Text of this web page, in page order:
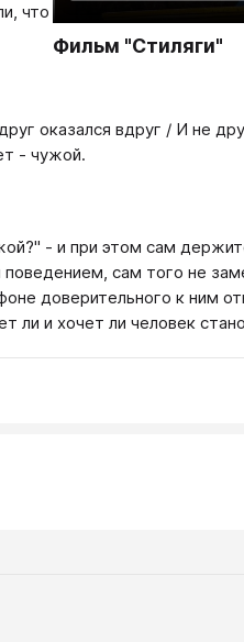
Фильм "Стиляги"
что
оказался вдруг / И не
- чужой.
- и при этом сам
сам того не
доверительного к ним
и хочет ли человек